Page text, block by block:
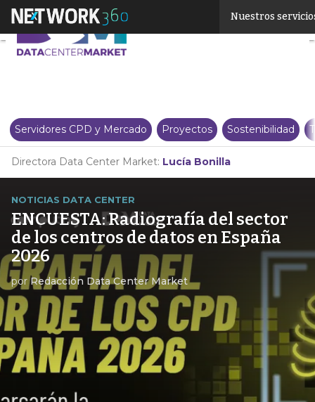
Nuestros
Servidores CPD y Mercado Proyectos Sostenibilidad
Directora Data Center Market: Lucía Bonilla
NOTICIAS DATA CENTER
ENCUESTA: Radiografía del sector
de los centros de datos en España
2026
porRedacción Data Center Market